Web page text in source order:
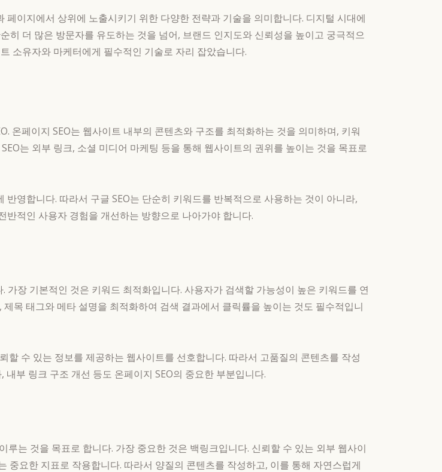
이지에서 상위에 노출시키기 위한 다양한 전략과 기술을 의미합니다. 디지털 시대에
히 더 많은 방문자를 유도하는 것을 넘어, 브랜드 인지도와 신뢰성을 높이고 궁극적으
소유자와 마케터에게 필수적인 기술로 자리 잡았습니다.
온페이지 SEO는 웹사이트 내부의 콘텐츠와 구조를 최적화하는 것을 의미하며, 키워
는 외부 링크, 소셜 미디어 마케팅 등을 통해 웹사이트의 권위를 높이는 것을 목표로
영합니다. 따라서 구글 SEO는 단순히 키워드를 반복적으로 사용하는 것이 아니라,
적인 사용자 경험을 개선하는 방향으로 나아가야 합니다.
장 기본적인 것은 키워드 최적화입니다. 사용자가 검색할 가능성이 높은 키워드를 연
목 태그와 메타 설명을 최적화하여 검색 결과에서 클릭률을 높이는 것도 필수적입니
수 있는 정보를 제공하는 웹사이트를 선호합니다. 따라서 고품질의 콘텐츠를 작성
부 링크 구조 개선 등도 온페이지 SEO의 중요한 부분입니다.
는 것을 목표로 합니다. 가장 중요한 것은 백링크입니다. 신뢰할 수 있는 외부 웹사이
요한 지표로 작용합니다. 따라서 양질의 콘텐츠를 작성하고, 이를 통해 자연스럽게